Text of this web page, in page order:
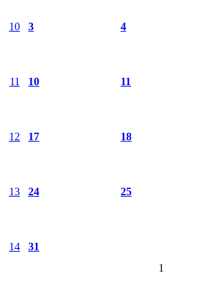
10 3 4
11 10 11
12 17 18
13 24 25
14
31
1